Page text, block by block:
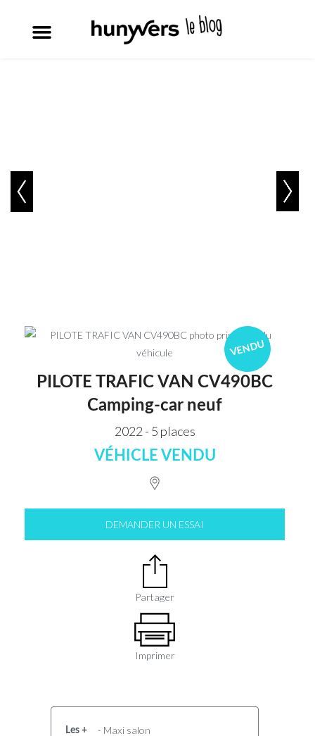
VENDU
PILOTE TRAFIC VAN CV490BC
Camping-car neuf
2022 - 5 places
VÉHICLE VENDU
DEMANDER UN ESSAI
Partager
Imprimer
Les +
- Maxi salon